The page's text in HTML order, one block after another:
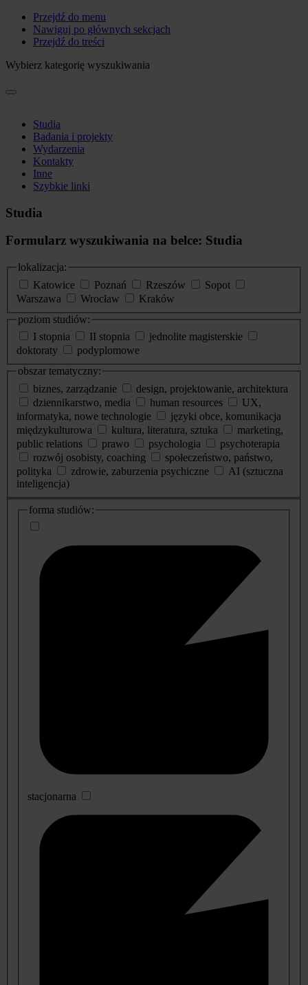
Przejdź do menu
Nawiguj po głównych sekcjach
Przejdź do treści
Wybierz kategorię wyszukiwania
Studia
Badania i projekty
Wydarzenia
Kontakty
Inne
Szybkie linki
Studia
Formularz wyszukiwania na belce: Studia
lokalizacja:
Katowice
Poznań Rzeszów
Sopot
Warszawa
Wrocław
Kraków
poziom studiów:
I stopnia
II stopnia
jednolite magisterskie
doktoraty
podyplomowe
obszar tematyczny:
biznes, zarządzanie
design, projektowanie, architektura
dziennikarstwo, media
human resources
UX,
informatyka, nowe technologie
języki obce, komunikacja
międzykulturowa
kultura, literatura, sztuka
marketing,
public relations
prawo psychologia
psychoterapia
rozwój osobisty, coaching
społeczeństwo, państwo,
polityka
zdrowie, zaburzenia psychiczne
AI (sztuczna
inteligencja)
dodatkowe
informacje
forma studiów:
stacjonarna